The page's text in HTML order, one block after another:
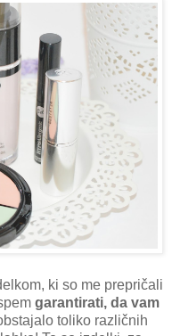
ki so me prepričali
garantirati, da vam
toliko različnih